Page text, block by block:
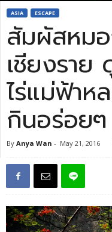
ASIA ESCAPE
สัมผัสหม
เชียงรา
ไร่แม่ฟ้าห
กินอร่อย
By Anya Wan - May 21, 2016